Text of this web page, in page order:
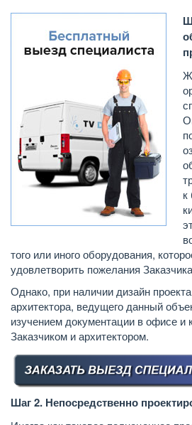
того или иного оборудования,
удовлетворить пожелания
Однако, при наличии дизайн
архитектора, ведущего данный
изучением документации в офисе и
Заказчиком и архитектором.
Шаг 2. Непосредственно